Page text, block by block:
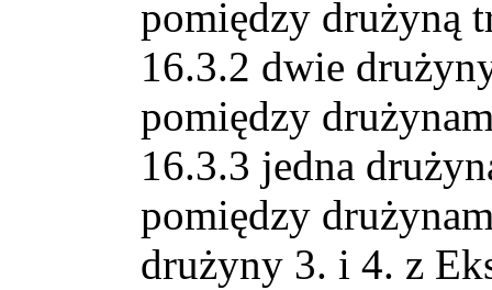
pomiędzy drużyną
dwie
pomiędzy
jedna
pomiędzy
drużyny 3. i 4. z